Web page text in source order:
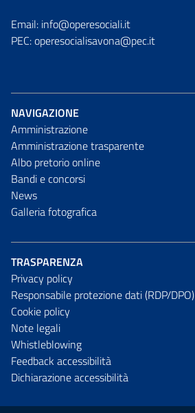
Email: info@operesociali.it
PEC: operesocialisavona@pec.it
NAVIGAZIONE
Amministrazione
Amministrazione trasparente
Albo pretorio online
Bandi e concorsi
News
Galleria fotografica
TRASPARENZA
Privacy policy
Responsabile protezione dati (RDP/DPO)
Cookie policy
Note legali
Whistleblowing
Feedback accessibilità
Dichiarazione accessibilità